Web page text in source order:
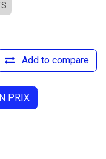
Add to compare
PRIX